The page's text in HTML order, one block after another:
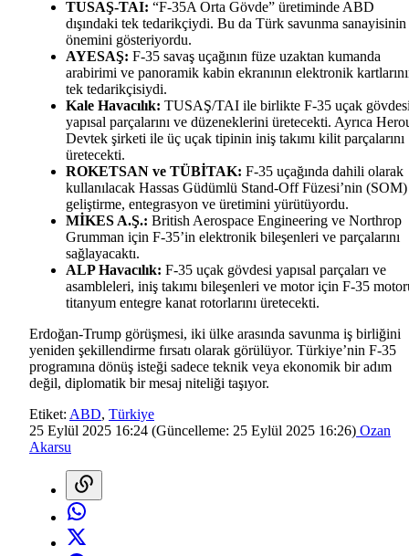
TUSAŞ-TAI: “F-35A Orta Gövde” üretiminde ABD
dışındaki tek tedarikçiydi. Bu da Türk savunma sanayisinin
önemini gösteriyordu.
AYESAŞ: F-35 savaş uçağının füze uzaktan kumanda
arabirimi ve panoramik kabin ekranının elektronik
tek tedarikçisiydi.
Kale Havacılık: TUSAŞ/TAI ile birlikte F-35 uçak
yapısal parçalarını ve düzeneklerini üretecekti. Ayrıca
Devtek şirketi ile üç uçak tipinin iniş takımı kilit parçalarını
üretecekti.
ROKETSAN ve TÜBİTAK: F-35 uçağında dahili olarak
kullanılacak Hassas Güdümlü Stand-Off Füzesi’nin (SOM)
geliştirme, entegrasyon ve üretimini yürütüyordu.
MİKES A.Ş.: British Aerospace Engineering ve Northrop
Grumman için F-35’in elektronik bileşenleri ve parçalarını
sağlayacaktı.
ALP Havacılık: F-35 uçak gövdesi yapısal parçaları ve
asambleleri, iniş takımı bileşenleri ve motor için F-35
titanyum entegre kanat rotorlarını üretecekti.
Erdoğan-Trump görüşmesi, iki ülke arasında savunma iş birliğini
yeniden şekillendirme fırsatı olarak görülüyor. Türkiye’nin F-35
programına dönüş isteği sadece teknik veya ekonomik bir adım
değil, diplomatik bir mesaj niteliği taşıyor.
Etiket: ABD, Türkiye
25 Eylül 2025 16:24 (Güncelleme: 25 Eylül 2025 16:26) Ozan
Akarsu